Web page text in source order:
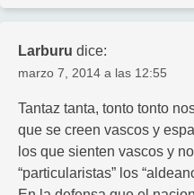
Larburu dice:
marzo 7, 2014 a las 12:55
Tantaz tanta, tonto tonto
que se creen vascos y
los que sienten vascos y
“particularistas” los